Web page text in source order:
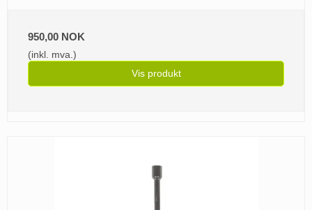
950,00 NOK
(inkl. mva.)
Vis produkt